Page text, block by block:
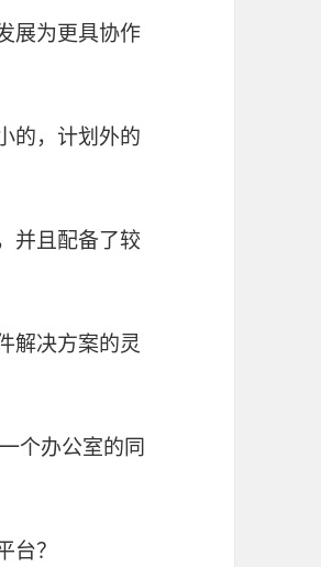
展为更具协作
的，计划外的
并且配备了较
解决方案的灵
个办公室的同
台？